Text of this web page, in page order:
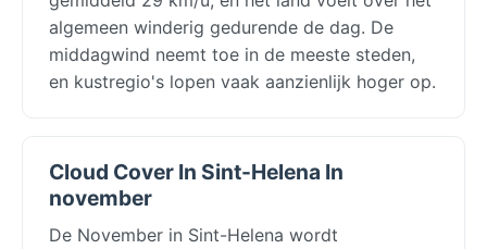
algemeen winderig gedurende de dag. De
middagwind neemt toe in de meeste steden,
en kustregio's lopen vaak aanzienlijk hoger op.
Cloud Cover In Sint-Helena In
november
De November in Sint-Helena wordt